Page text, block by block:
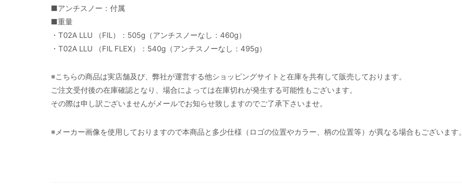
■アンチスノー：付属
■重量
・T02A LLU （FIL）：505g（アンチスノーなし：460g）
・T02A LLU （FIL FLEX）：540g（アンチスノーなし：495g）
※こちらの商品は実店舗及び、弊社が運営する他ショッピングサイトと在庫を共有して販売しております。
ご注文受付後の在庫確認となり、場合によっては在庫切れが発生する可能性もございます。
その際は申し訳ございませんがメールでお知らせ致しますのでご了承下さいませ。
※メーカー画像を使用しておりますので本商品と多少仕様（ロゴの位置やカラー、柄の位置等）が異なる場合もございます。